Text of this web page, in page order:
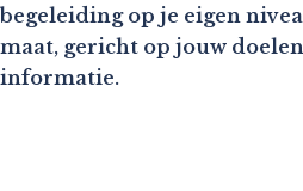
begeleiding op je eigen
maat, gericht op jouw
informatie.